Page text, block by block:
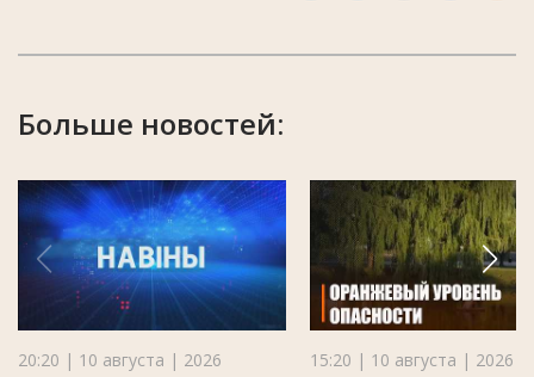
Больше новостей:
20:20 | 10 августа | 2026 15:20 | 10 августа | 2026